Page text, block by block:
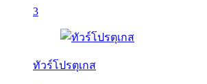
3
ทัวร์โปรตุเกส